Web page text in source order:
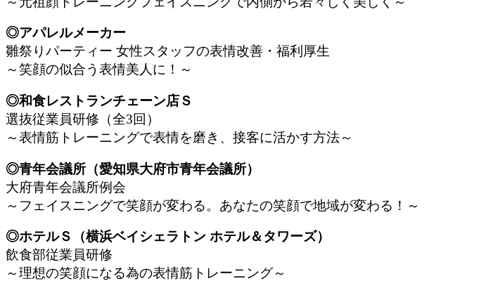
◎アパレルメーカー
雛祭りパーティー 女性スタッフの表情改善・福利厚生
～笑顔の似合う表情美人に！～
◎和食レストランチェーン店Ｓ
選抜従業員研修（全3回）
～表情筋トレーニングで表情を磨き、接客に活かす方法～
◎青年会議所（愛知県大府市青年会議所）
大府青年会議所例会
～フェイスニングで笑顔が変わる。あなたの笑顔で地域が変わる！～
◎ホテルＳ（横浜ベイシェラトン ホテル＆タワーズ）
飲食部従業員研修
～理想の笑顔になる為の表情筋トレーニング～